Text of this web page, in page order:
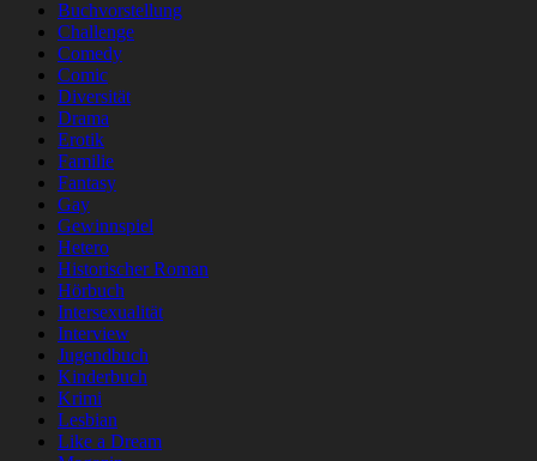
Buchvorstellung
Challenge
Comedy
Comic
Diversität
Drama
Erotik
Familie
Fantasy
Gay
Gewinnspiel
Hetero
Historischer Roman
Hörbuch
Intersexualität
Interview
Jugendbuch
Kinderbuch
Krimi
Lesbian
Like a Dream